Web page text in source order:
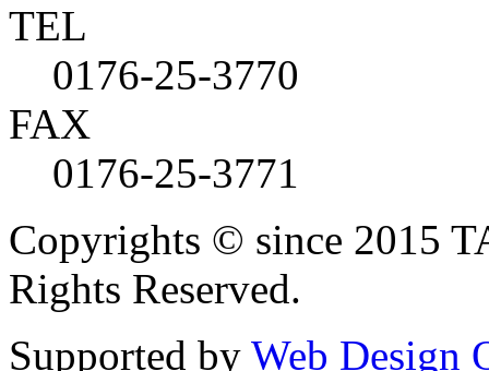
TEL
0176-25-3770
FAX
0176-25-3771
Copyrights © since 2015
Rights Reserved.
Supported by Web Design